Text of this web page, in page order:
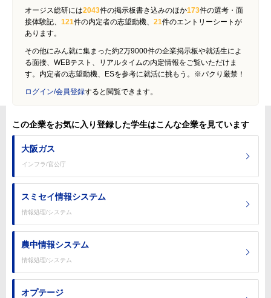
オージス総研には2043件の掲示板書き込みのほか173件の選考・面
接体験記、 121件の内定者の志望動機、 21件のエントリーシートが
あります。
その他にみん就に集まった約2万9000件の企業掲示板や就活生によ
る面接、WEBテスト、リアルタイムの内定情報をご覧いただけま
す。内定者の志望動機、ESを参考に就活に挑もう。※パクり厳禁！
ログイン/会員登録すると閲覧できます。
この企業をお気に入り登録した学生はこんな企業を見ています
大阪ガス
インフラ/官公庁
スミセイ情報システム
情報処理/システム
農中情報システム
情報処理/システム
オプテージ